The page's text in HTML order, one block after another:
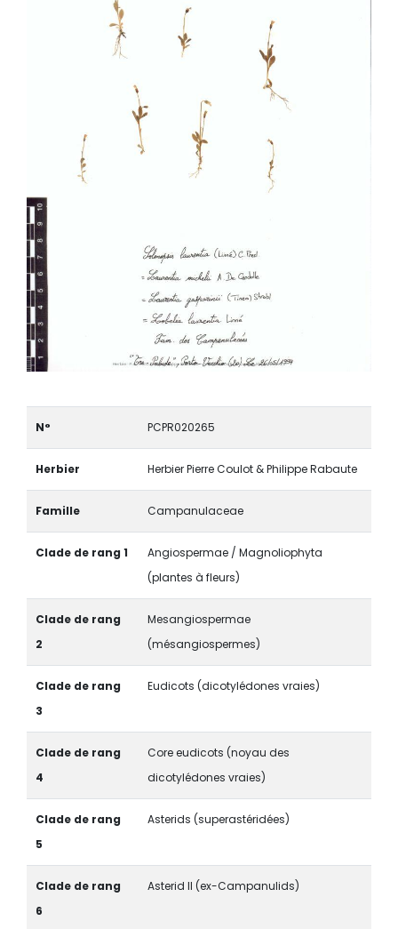
N° PCPR020265
Herbier Herbier Pierre Coulot & Philippe Rabaute
Famille Campanulaceae
Clade de rang 1
Angiospermae / Magnoliophyta
(plantes à fleurs)
Clade de rang
2
Mesangiospermae
(mésangiospermes)
Clade de rang
3
Eudicots (dicotylédones vraies)
Clade de rang
4
Core eudicots (noyau des
dicotylédones vraies)
Clade de rang
5
Asterids (superastéridées)
Clade de rang
6
Asterid II (ex-Campanulids)